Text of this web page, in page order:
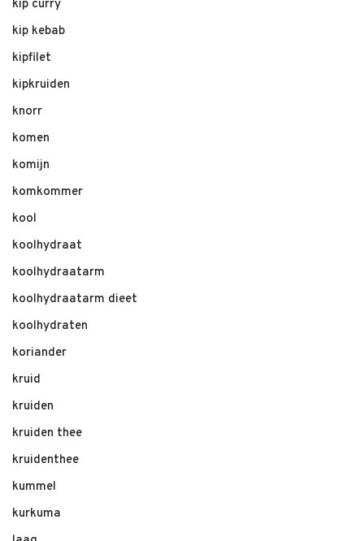
kip curry
kip kebab
kipfilet
kipkruiden
knorr
komen
komijn
komkommer
kool
koolhydraat
koolhydraatarm
koolhydraatarm dieet
koolhydraten
koriander
kruid
kruiden
kruiden thee
kruidenthee
kummel
kurkuma